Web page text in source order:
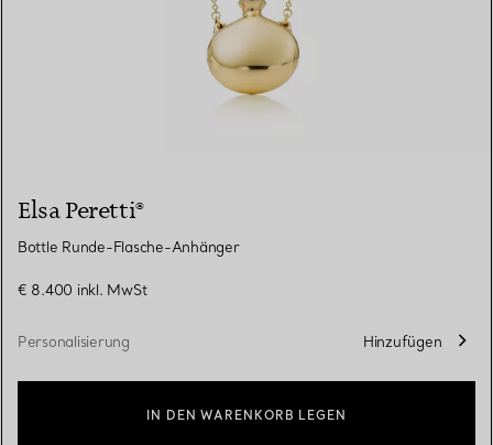
Elsa Peretti®
Bottle Runde-Flasche-Anhänger
€ 8.400 inkl. MwSt
Personalisierung Hinzufügen
IN DEN WARENKORB LEGEN